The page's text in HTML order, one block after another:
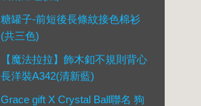
糖罐子-前短後長條紋接色棉衫
(共三色)
【魔法拉拉】飾木釦不規則背心
長洋裝A342(清新藍)
Grace gift X Crystal Ball聯名 狗